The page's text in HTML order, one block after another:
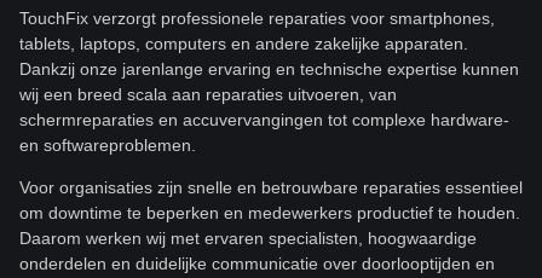
TouchFix verzorgt professionele reparaties voor smartphones,
tablets, laptops, computers en andere zakelijke apparaten.
Dankzij onze jarenlange ervaring en technische expertise kunnen
wij een breed scala aan reparaties uitvoeren, van
schermreparaties en accuvervangingen tot complexe hardware-
en softwareproblemen.
Voor organisaties zijn snelle en betrouwbare reparaties essentieel
om downtime te beperken en medewerkers productief te houden.
Daarom werken wij met ervaren specialisten, hoogwaardige
onderdelen en duidelijke communicatie over doorlooptijden en